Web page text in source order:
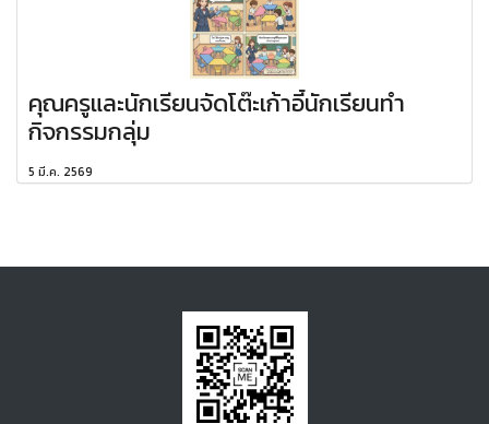
คุณครูและนักเรียนจัดโต๊ะเก้าอี้นักเรียนทำ
กิจกรรมกลุ่ม
5 มี.ค. 2569